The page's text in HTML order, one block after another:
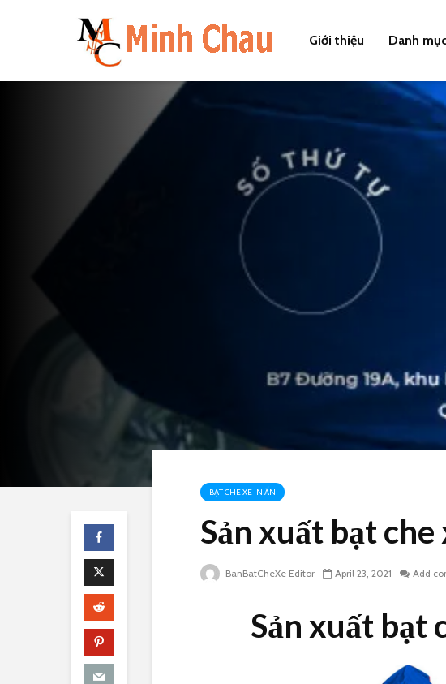
Giới thiệu Danh
BẠT CHE XE IN ẤN
Sản xuất bạt che
BanBatCheXe Editor April 23, 2021 Add
Sản xuất bạt